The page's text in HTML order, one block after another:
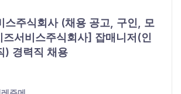
스주식회사 (채용 공고, 구인, 모
서비스주식회사] 잡매니저(인
) 경력직 채용